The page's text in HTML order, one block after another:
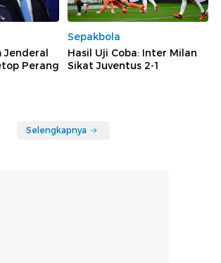
Perang
Sepakbola
Hasil Uji Coba: Inter Milan
Sikat Juventus 2-1
Selengkapnya